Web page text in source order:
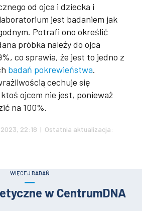
od ojca i dziecka i
jest badaniem jak
Potrafi ono określić
próbka należy do ojca
co sprawia, że jest to jedno z
badań pokrewieństwa.
cechuje się
ojcem nie jest, ponieważ
na 100%.
22:18 | Ostatnia aktualizacja:
WIĘCEJ BADAŃ
w CentrumDNA